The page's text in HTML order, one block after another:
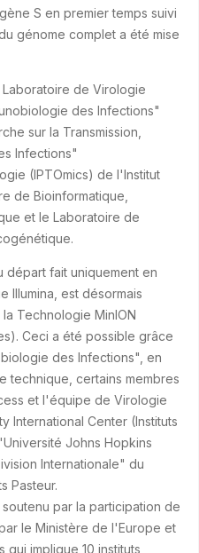
S en premier temps suivi
génome complet a été mise
de Virologie
des Infections"
sur la Transmission,
Infections"
(IPTOmics) de l'Institut
de Bioinformatique,
et le Laboratoire de
départ fait uniquement en
Illumina, est désormais
Technologie MinION
Ceci a été possible grâce
des Infections", en
technique, certains membres
et l'équipe de Virologie
International Center (Instituts
Johns Hopkins
Internationale" du
Pasteur.
par la participation de
le Ministère de l'Europe et
implique 10 instituts